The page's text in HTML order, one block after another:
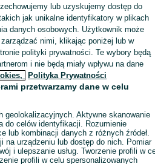
do maszyn rolniczych
Części do maszyn
do maszyn rolniczych - Pruszków
Wyświetlenia:
Wyślij wiadomość
lub uzyskujemy dostęp do
jak unikalne identyfikatory w plikach
danych osobowych. Użytkownik może
nimi, klikając poniżej lub w
polityki prywatności. Te wybory będą
i nie będą miały wpływu na dane
Polityka Prywatności
przetwarzamy dane w celu
geolokalizacyjnych. Aktywne skanowanie
do celów identyfikacji. Rozumienie
lub kombinacji danych z różnych źródeł.
na urządzeniu lub dostęp do nich. Pomiar
i ulepszanie usług. Tworzenie profili w
profili w celu spersonalizowanych